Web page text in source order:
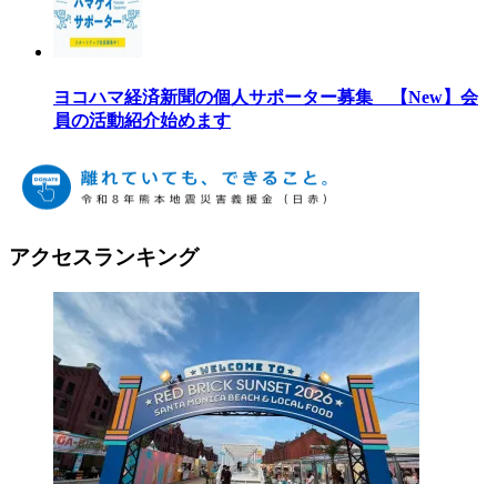
ヨコハマ経済新聞の個人サポーター募集 【New】会
員の活動紹介始めます
アクセスランキング